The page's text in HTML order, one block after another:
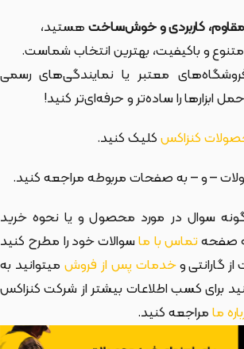
مقاوم، کاربردی و خوش‌ساختهستید،
و باکیفیت، بهترین انتخاب شماست.
معتبر یا نمایندگی‌های رسمی
ابزارها را ساده‌تر و حرفه‌ای‌تر کنید!
کنزاکسکلیک کنید.
– و– به صفحات مربوطه مراجعه کنید.
سوال در مورد محصول و یا نحوه خرید
صفحهتماس با ماسوالات خود را مطرح کنید
گارانتی وخدمات پس از فروش میتوانید به
برای کسب اطلاعات بیشتر از شرکت کنزاکس
مامراجعه کنید.